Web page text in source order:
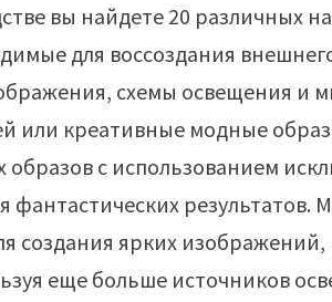
вы найдете 20 различных
для воссоздания
схемы освещения и
или креативные модные
образов с использованием
фантастических результатов.
создания ярких
еще больше источников